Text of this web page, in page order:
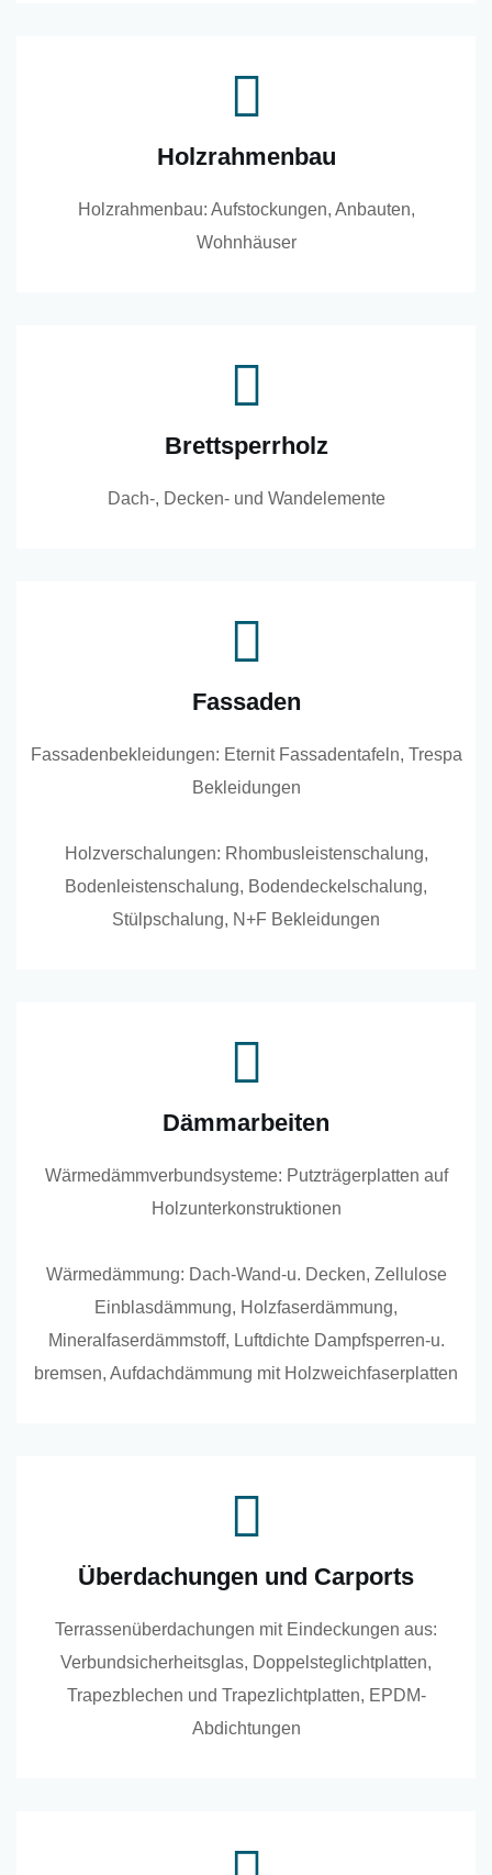
Holzrahmenbau
Holzrahmenbau: Aufstockungen, Anbauten,
Wohnhäuser
Brettsperrholz
Dach-, Decken- und Wandelemente
Fassaden
Fassadenbekleidungen: Eternit Fassadentafeln, Trespa
Bekleidungen
Holzverschalungen: Rhombusleistenschalung,
Bodenleistenschalung, Bodendeckelschalung,
Stülpschalung, N+F Bekleidungen
Dämmarbeiten
Wärmedämmverbundsysteme: Putzträgerplatten auf
Holzunterkonstruktionen
Wärmedämmung: Dach-Wand-u. Decken, Zellulose
Einblasdämmung, Holzfaserdämmung,
Mineralfaserdämmstoff, Luftdichte Dampfsperren-u.
bremsen, Aufdachdämmung mit Holzweichfaserplatten
Überdachungen und Carports
Terrassenüberdachungen mit Eindeckungen aus:
Verbundsicherheitsglas, Doppelsteglichtplatten,
Trapezblechen und Trapezlichtplatten, EPDM-
Abdichtungen